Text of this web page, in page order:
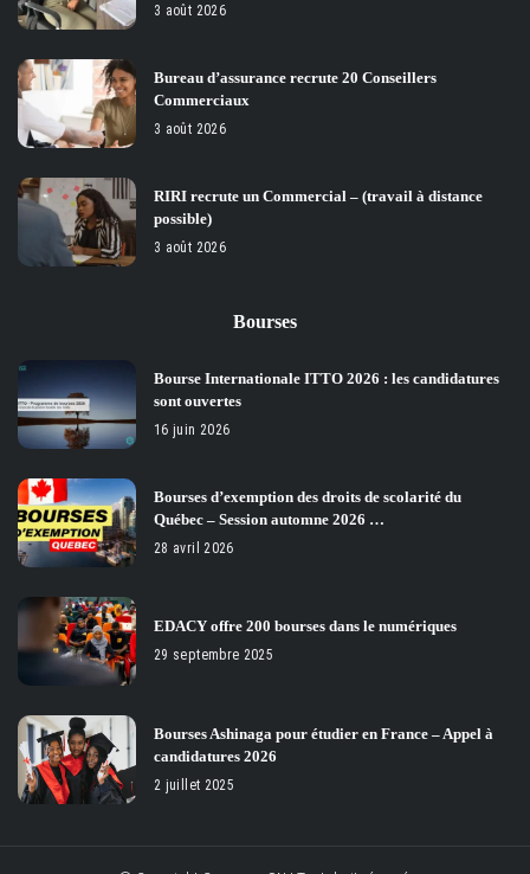
3 août 2026
Bureau d’assurance recrute 20 Conseillers
Commerciaux
3 août 2026
RIRI recrute un Commercial – (travail à distance
possible)
3 août 2026
Bourses
Bourse Internationale ITTO 2026 : les candidatures
sont ouvertes
16 juin 2026
Bourses d’exemption des droits de scolarité du
Québec – Session automne 2026 …
28 avril 2026
EDACY offre 200 bourses dans le numériques
29 septembre 2025
Bourses Ashinaga pour étudier en France – Appel à
candidatures 2026
2 juillet 2025